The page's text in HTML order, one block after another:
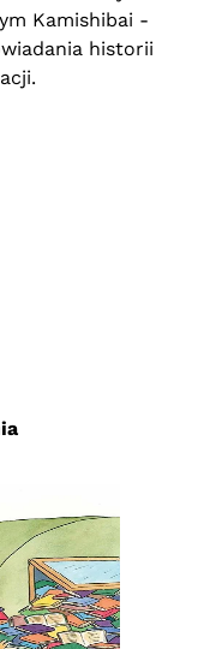
Kamishibai -
historii